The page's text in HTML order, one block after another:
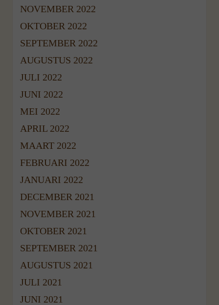
NOVEMBER 2022
OKTOBER 2022
SEPTEMBER 2022
AUGUSTUS 2022
JULI 2022
JUNI 2022
MEI 2022
APRIL 2022
MAART 2022
FEBRUARI 2022
JANUARI 2022
DECEMBER 2021
NOVEMBER 2021
OKTOBER 2021
SEPTEMBER 2021
AUGUSTUS 2021
JULI 2021
JUNI 2021